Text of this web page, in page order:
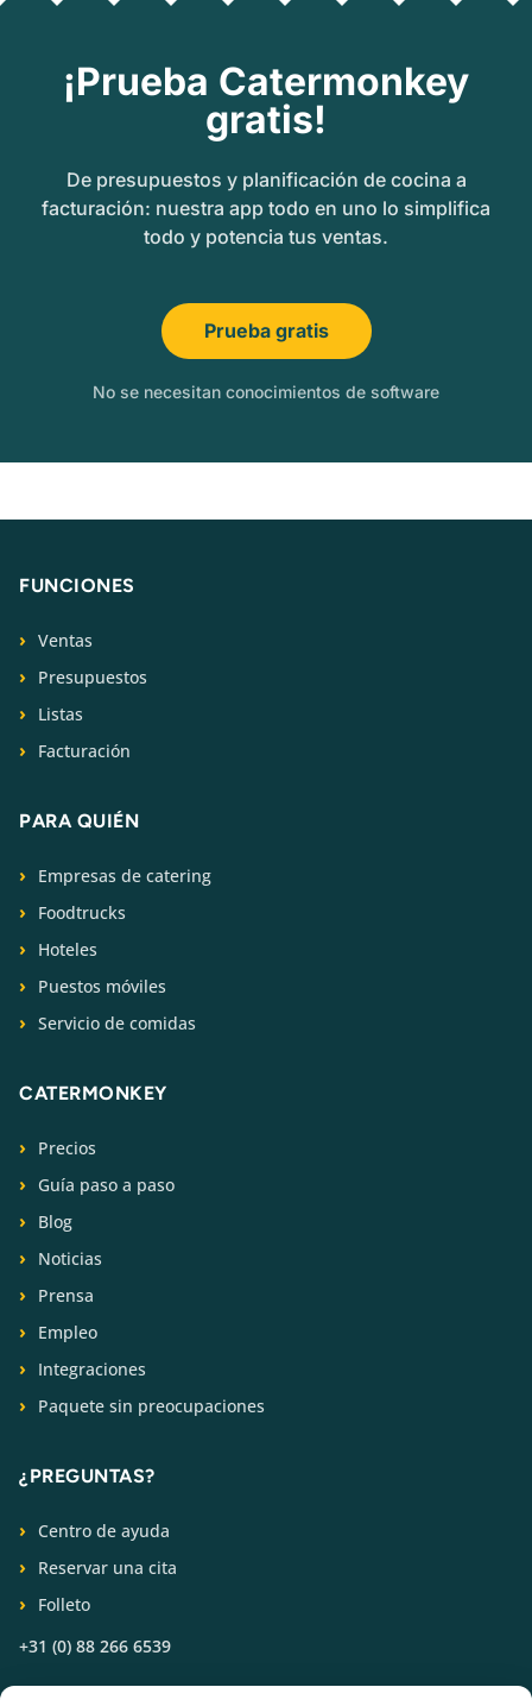
¡Prueba Catermonkey
gratis!
De presupuestos y planificación de cocina a
facturación: nuestra app todo en uno lo simplifica
todo y potencia tus ventas.
Prueba gratis
No se necesitan conocimientos de software
FUNCIONES
Ventas
Presupuestos
Listas
Facturación
PARA QUIÉN
Empresas de catering
Foodtrucks
Hoteles
Puestos móviles
Servicio de comidas
CATERMONKEY
Precios
Guía paso a paso
Blog
Noticias
Prensa
Empleo
Integraciones
Paquete sin preocupaciones
¿PREGUNTAS?
Centro de ayuda
Reservar una cita
Folleto
+31 (0) 88 266 6539